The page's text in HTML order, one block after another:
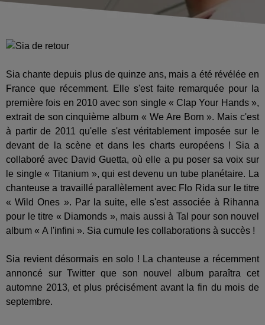
Sia chante depuis plus de quinze ans, mais a été révélée en
France que récemment. Elle s'est faite remarquée pour la
première fois en 2010 avec son single « Clap Your Hands »,
extrait de son cinquième album « We Are Born ». Mais c'est
à partir de 2011 qu'elle s'est véritablement imposée sur le
devant de la scène et dans les charts européens ! Sia a
collaboré avec David Guetta, où elle a pu poser sa voix sur
le single « Titanium », qui est devenu un tube planétaire. La
chanteuse a travaillé parallèlement avec Flo Rida sur le titre
« Wild Ones ». Par la suite, elle s'est associée à Rihanna
pour le titre « Diamonds », mais aussi à Tal pour son nouvel
album « A l'infini ». Sia cumule les collaborations à succès !
Sia revient désormais en solo ! La chanteuse a récemment
annoncé sur Twitter que son nouvel album paraîtra cet
automne 2013, et plus précisément avant la fin du mois de
septembre.